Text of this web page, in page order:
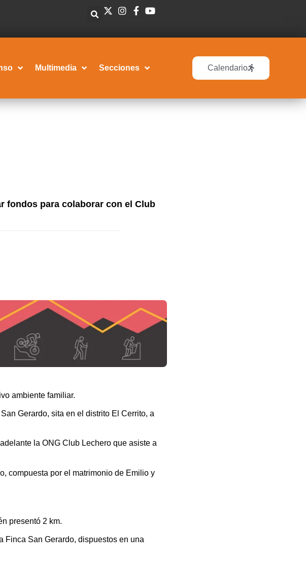
Multimedia Secciones Calendario
fondos para colaborar con el Club
ambiente familiar.
Gerardo, sita en el distrito El Cerrito, a
la ONG Club Lechero que asiste a
compuesta por el matrimonio de Emilio y
presentó 2 km.
Finca San Gerardo, dispuestos en una